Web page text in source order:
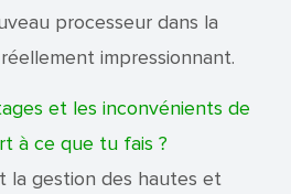
processeur dans la
impressionnant.
et les inconvénients de
à ce que tu fais ?
la gestion des hautes et